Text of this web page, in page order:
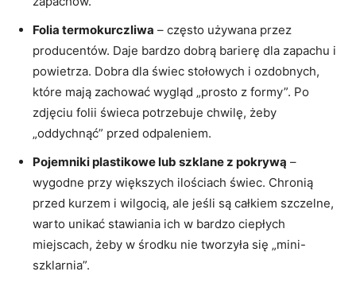
Folia termokurczliwa – często używana przez
producentów. Daje bardzo dobrą barierę dla zapachu i
powietrza. Dobra dla świec stołowych i ozdobnych,
które mają zachować wygląd „prosto z formy”. Po
zdjęciu folii świeca potrzebuje chwilę, żeby
„oddychnąć” przed odpaleniem.
Pojemniki plastikowe lub szklane z pokrywą –
wygodne przy większych ilościach świec. Chronią
przed kurzem i wilgocią, ale jeśli są całkiem szczelne,
warto unikać stawiania ich w bardzo ciepłych
miejscach, żeby w środku nie tworzyła się „mini-
szklarnia”.